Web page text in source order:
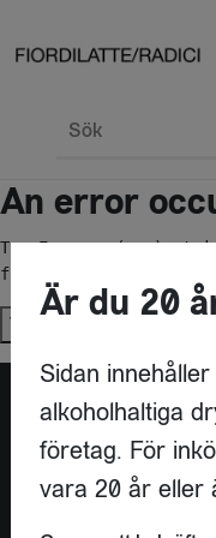
Sök
An error
TypeError:
function
Try againÄr du 20
Sidan
alkoholhaltiga
företag. För
vara 20 år eller